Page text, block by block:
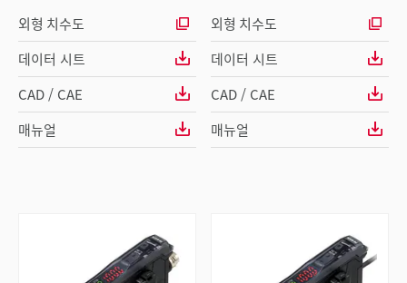
외형 치수도
데이터 시트
CAD / CAE
매뉴얼
외형 치수도
데이터 시트
CAD / CAE
매뉴얼